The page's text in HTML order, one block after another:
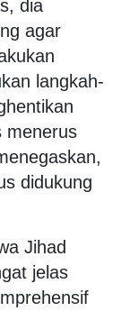
dia
agar
langkah-
menerus
didukung
Jihad
jelas